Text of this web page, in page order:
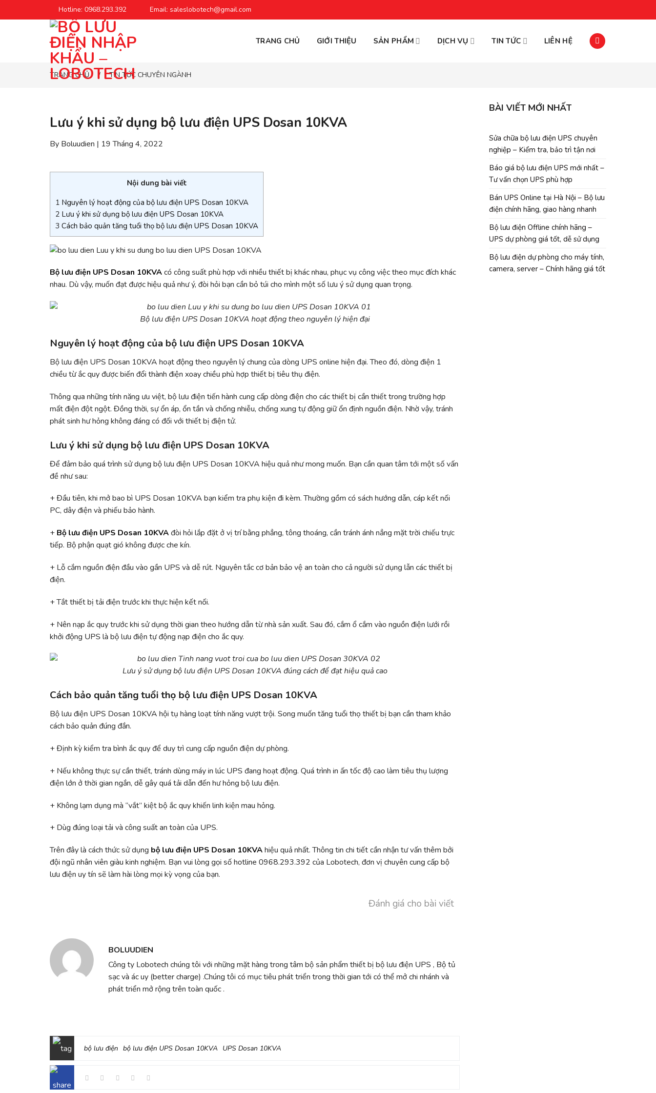
đến
Hotline: 0968.293.392 Email: saleslobotech@gmail.com
TRANG CHỦ GIỚI THIỆU SẢN PHẨM DỊCH VỤ TIN TỨC LIÊN HỆ
TRANG CHỦ / TIN TỨC CHUYÊN NGÀNH
Lưu ý khi sử dụng bộ lưu điện UPS Dosan 10KVA
By Boluudien | 19 Tháng 4, 2022
Nội dung bài viết
1 Nguyên lý hoạt động của bộ lưu điện UPS Dosan 10KVA
2 Lưu ý khi sử dụng bộ lưu điện UPS Dosan 10KVA
3 Cách bảo quản tăng tuổi thọ bộ lưu điện UPS Dosan 10KVA
Bộ lưu điện UPS Dosan 10KVAcó công suất phù hợp với nhiều thiết bị khác nhau, phục vụ công việc theo mục đích khác
nhau. Dù vậy, muốn đạt được hiệu quả như ý, đòi hỏi bạn cần bỏ túi cho mình một số lưu ý sử dụng quan trọng.
Bộ lưu điện UPS Dosan 10KVA hoạt động theo nguyên lý hiện đại
Nguyên lý hoạt động của bộ lưu điện UPS Dosan 10KVA
Bộ lưu điện UPS Dosan 10KVA hoạt động theo nguyên lý chung của dòng UPS online hiện đại. Theo đó, dòng điện 1
chiều từ ắc quy được biến đổi thành điện xoay chiều phù hợp thiết bị tiêu thụ điện.
Thông qua những tính năng ưu việt, bộ lưu điện tiến hành cung cấp dòng điện cho các thiết bị cần thiết trong trường hợp
mất điện đột ngột. Đồng thời, sự ổn áp, ổn tần và chống nhiễu, chống xung tự động giữ ổn định nguồn điện. Nhờ vậy, tránh
phát sinh hư hỏng không đáng có đối với thiết bị điện tử.
Lưu ý khi sử dụng bộ lưu điện UPS Dosan 10KVA
Để đảm bảo quá trình sử dụng bộ lưu điện UPS Dosan 10KVA hiệu quả như mong muốn. Bạn cần quan tâm tới một số vấn
đề như sau:
+ Đầu tiên, khi mở bao bì UPS Dosan 10KVA bạn kiểm tra phụ kiện đi kèm. Thường gồm có sách hướng dẫn, cáp kết nối
PC, dây điện và phiếu bảo hành.
+ Bộ lưu điện UPS Dosan 10KVAđòi hỏi lắp đặt ở vị trí bằng phẳng, tông thoáng, cần tránh ánh nẳng mặt trời chiếu trực
tiếp. Bộ phận quạt gió không được che kín.
+ Lỗ cắm nguồn điện đầu vào gần UPS và dễ rút. Nguyên tắc cơ bản bảo vệ an toàn cho cả người sử dụng lẫn các thiết bị
điện.
+ Tắt thiết bị tải điện trước khi thực hiện kết nối.
+ Nên nạp ắc quy trước khi sử dụng thời gian theo hướng dẫn từ nhà sản xuất. Sau đó, cắm ổ cắm vào nguồn điện lưới rồi
khởi động UPS là bộ lưu điện tự động nạp điện cho ắc quy.
Lưu ý sử dụng bộ lưu điện UPS Dosan 10KVA đúng cách để đạt hiệu quả cao
Cách bảo quản tăng tuổi thọ bộ lưu điện UPS Dosan 10KVA
Bộ lưu điện UPS Dosan 10KVA hội tụ hàng loạt tính năng vượt trội. Song muốn tăng tuổi thọ thiết bị bạn cần tham khảo
cách bảo quản đúng đắn.
+ Định kỳ kiểm tra bình ắc quy để duy trì cung cấp nguồn điện dự phòng.
+ Nếu không thực sự cần thiết, tránh dùng máy in lúc UPS đang hoạt động. Quá trình in ấn tốc độ cao làm tiêu thụ lượng
điện lớn ở thời gian ngắn, dễ gây quá tải dẫn đến hư hỏng bộ lưu điện.
+ Không lạm dụng mà “vắt” kiệt bộ ắc quy khiến linh kiện mau hỏng.
+ Dùg đúng loại tải và công suất an toàn của UPS.
Trên đây là cách thức sử dụng bộ lưu điện UPS Dosan 10KVAhiệu quả nhất. Thông tin chi tiết cần nhận tư vấn thêm bởi
đội ngũ nhân viên giàu kinh nghiệm. Bạn vui lòng gọi số hotline 0968.293.392 của Lobotech, đơn vị chuyên cung cấp bộ
lưu điện uy tín sẽ làm hài lòng mọi kỳ vọng của bạn.
Đánh giá cho bài viết
BOLUUDIEN
Công ty Lobotech chúng tôi với những mặt hàng trong tâm bộ sản phẩm thiết bị bộ lưu điện UPS , Bộ tủ
sạc và ác uy (better charge) .Chúng tôi có mục tiêu phát triển trong thời gian tới có thể mở chi nhánh và
phát triển mở rộng trên toàn quốc .
bộ lưu điện bộ lưu điện UPS Dosan 10KVA UPS Dosan 10KVA
BÀI VIẾT MỚI NHẤT
Sửa chữa bộ lưu điện UPS chuyên
nghiệp – Kiểm tra, bảo trì tận nơi
Báo giá bộ lưu điện UPS mới nhất –
Tư vấn chọn UPS phù hợp
Bán UPS Online tại Hà Nội – Bộ lưu
điện chính hãng, giao hàng nhanh
Bộ lưu điện Offline chính hãng –
UPS dự phòng giá tốt, dễ sử dụng
Bộ lưu điện dự phòng cho máy tính,
camera, server – Chính hãng giá tốt